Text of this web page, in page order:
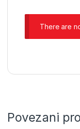
There are
Povezani